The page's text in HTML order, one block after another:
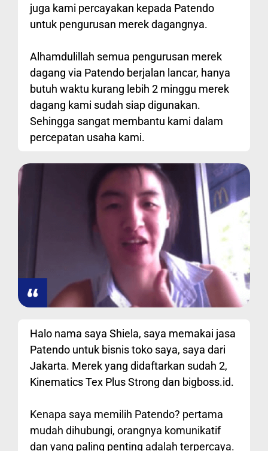
juga kami percayakan kepada Patendo
untuk pengurusan merek dagangnya.
Alhamdulillah semua pengurusan merek
dagang via Patendo berjalan lancar, hanya
butuh waktu kurang lebih 2 minggu merek
dagang kami sudah siap digunakan.
Sehingga sangat membantu kami dalam
percepatan usaha kami.
Halo nama saya Shiela, saya memakai jasa
Patendo untuk bisnis toko saya, saya dari
Jakarta. Merek yang didaftarkan sudah 2,
Kinematics Tex Plus Strong dan bigboss.id.
Kenapa saya memilih Patendo? pertama
mudah dihubungi, orangnya komunikatif
dan yang paling penting adalah terpercaya.